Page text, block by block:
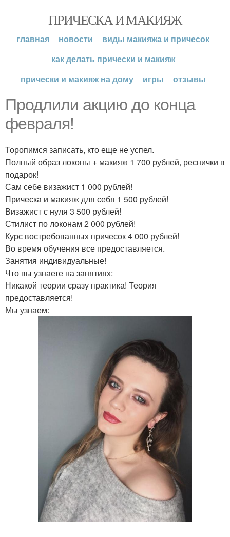
ПРИЧЕСКА И МАКИЯЖ
главная новости
виды макияжа и причесок
как делать прически и макияж
прически и макияж на дому
игры отзывы
Продлили акцию до конца
февраля!
Торопимся записать, кто еще не успел.
Полный образ локоны + макияж 1 700 рублей, реснички в
подарок!
Сам себе визажист 1 000 рублей!
Прическа и макияж для себя 1 500 рублей!
Визажист с нуля 3 500 рублей!
Стилист по локонам 2 000 рублей!
Курс востребованных причесок 4 000 рублей!
Во время обучения все предоставляется.
Занятия индивидуальные!
Что вы узнаете на занятиях:
Никакой теории сразу практика! Теория
предоставляется!
Мы узнаем: